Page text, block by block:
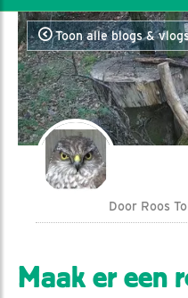
Toon alle blogs &
Door Roos
Maak er een